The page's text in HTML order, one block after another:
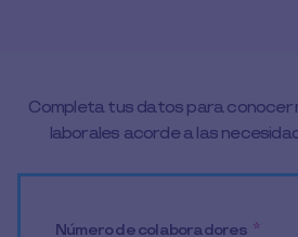
Número de colaboradores *
Completa tus datos para conocer
laborales acorde a las